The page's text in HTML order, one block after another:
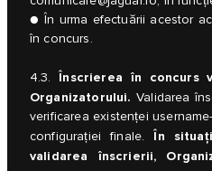
● În urma efectuării acestor
în concurs.
4.3. Înscrierea în concurs
Organizatorului. Validarea
verificarea existenței
configurației finale. În
validarea înscrierii,